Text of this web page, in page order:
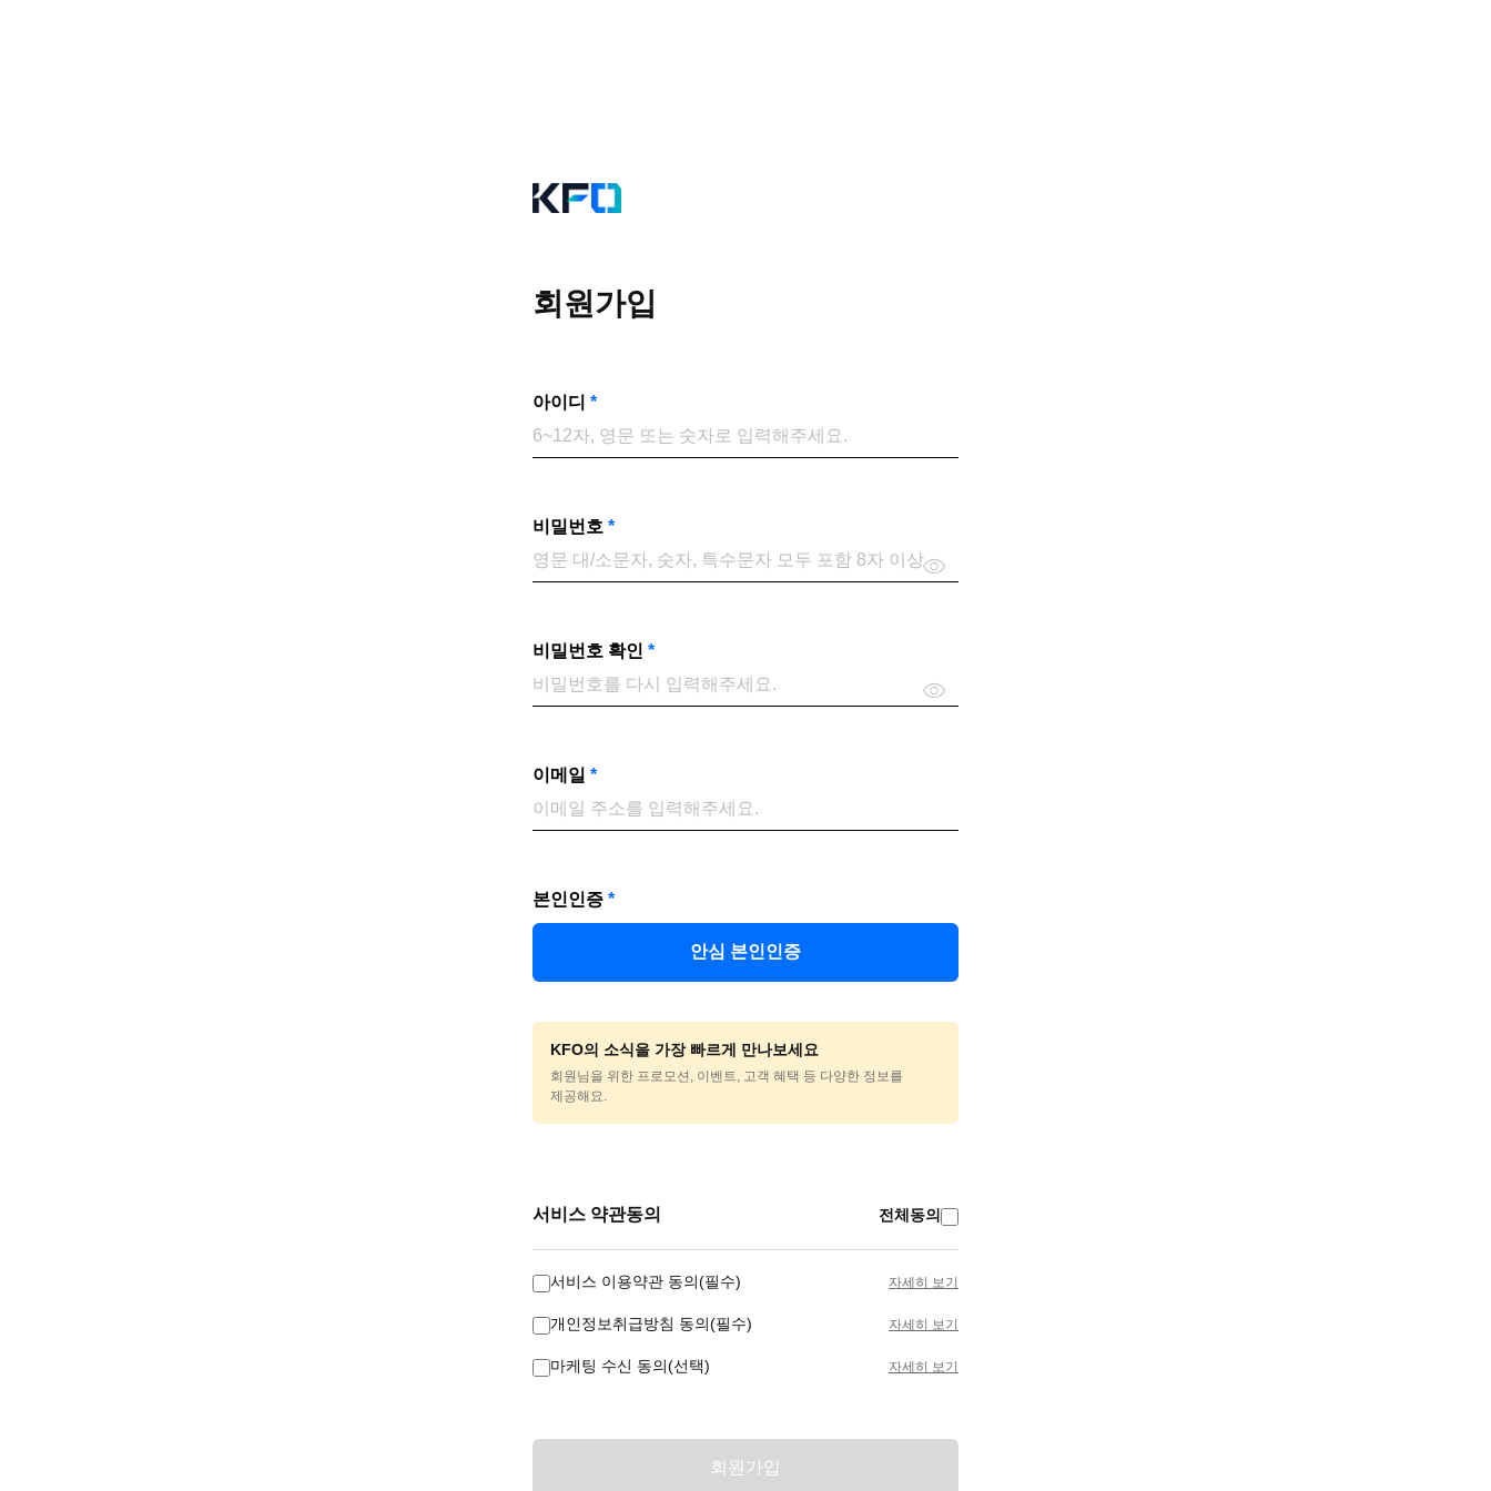
회원가입
아이디 *
비밀번호 *
비밀번호 확인 *
이메일 *
본인인증 *
KFO의 소식을 가장 빠르게 만나보세요
회원님을 위한 프로모션, 이벤트, 고객 혜택 등 다양한 정보를
제공해요.
서비스 약관동의 전체동의
서비스 이용약관 동의(필수) 자세히 보기
개인정보취급방침 동의(필수) 자세히 보기
마케팅 수신 동의(선택) 자세히 보기